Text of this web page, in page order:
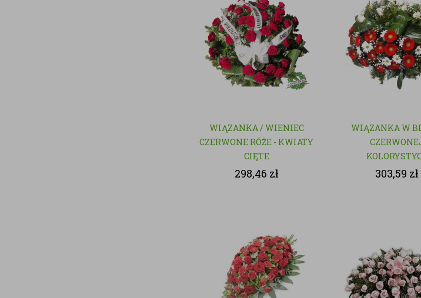
WIĄZANKA / WIENIEC
CZERWONE RÓŻE - KWIATY
CIĘTE
298,46 zł
WIĄZANKA W
303,59 zł